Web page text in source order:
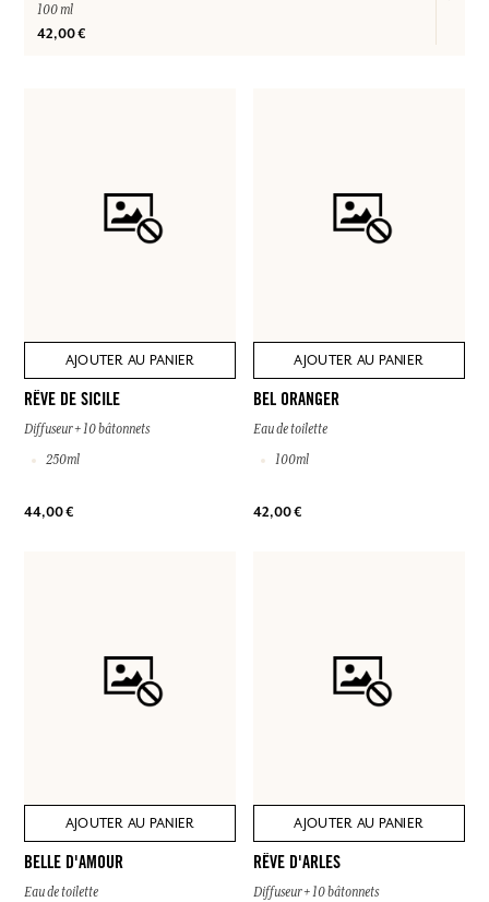
100 ml
42,00 €
AJOUTER AU PANIER
RÊVE DE SICILE
Diffuseur + 10 bâtonnets
250ml
44,00 €
AJOUTER AU PANIER
BEL ORANGER
Eau de toilette
100ml
42,00 €
AJOUTER AU PANIER
BELLE D'AMOUR
Eau de toilette
AJOUTER AU PANIER
RÊVE D'ARLES
Diffuseur + 10 bâtonnets